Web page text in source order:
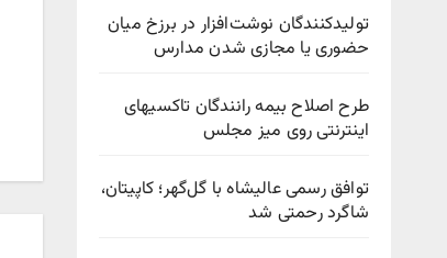
تولیدکنندگان نوشت‌افزار در برزخ میان
حضوری یا مجازی شدن مدارس
طرح اصلاح بیمه رانندگان تاکسیهای
اینترنتی روی میز مجلس
توافق رسمی عالیشاه با گل‌گهر؛ کاپیتان،
شاگرد رحمتی شد